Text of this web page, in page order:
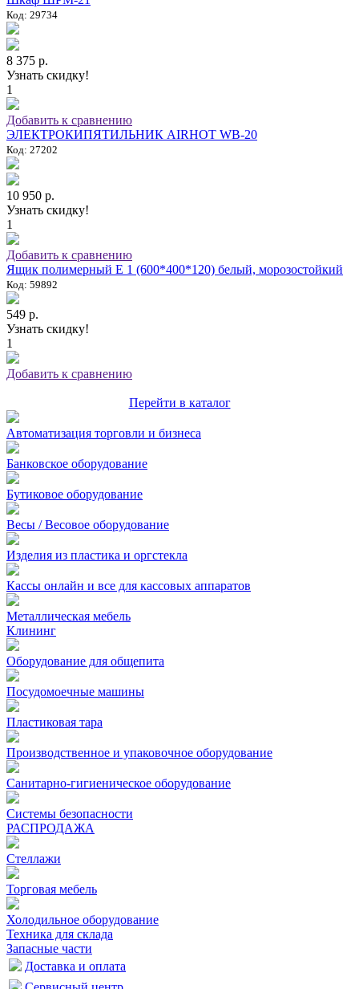
Код: 29734
8 375 р.
Узнать скидку!
1
Добавить к сравнению
ЭЛЕКТРОКИПЯТИЛЬНИК AIRHOT WB-20
Код: 27202
10 950 р.
Узнать скидку!
1
Добавить к сравнению
Ящик полимерный E 1 (600*400*120) белый, морозостойкий
Код: 59892
549 р.
Узнать скидку!
1
Добавить к сравнению
Перейти в каталог
Автоматизация торговли и бизнеса
Банковское оборудование
Бутиковое оборудование
Весы / Весовое оборудование
Изделия из пластика и оргстекла
Кассы онлайн и все для кассовых аппаратов
Металлическая мебель
Клининг
Оборудование для общепита
Посудомоечные машины
Пластиковая тара
Производственное и упаковочное оборудование
Санитарно-гигиеническое оборудование
Системы безопасности
РАСПРОДАЖА
Стеллажи
Торговая мебель
Холодильное оборудование
Техника для склада
Запасные части
Доставка и оплата